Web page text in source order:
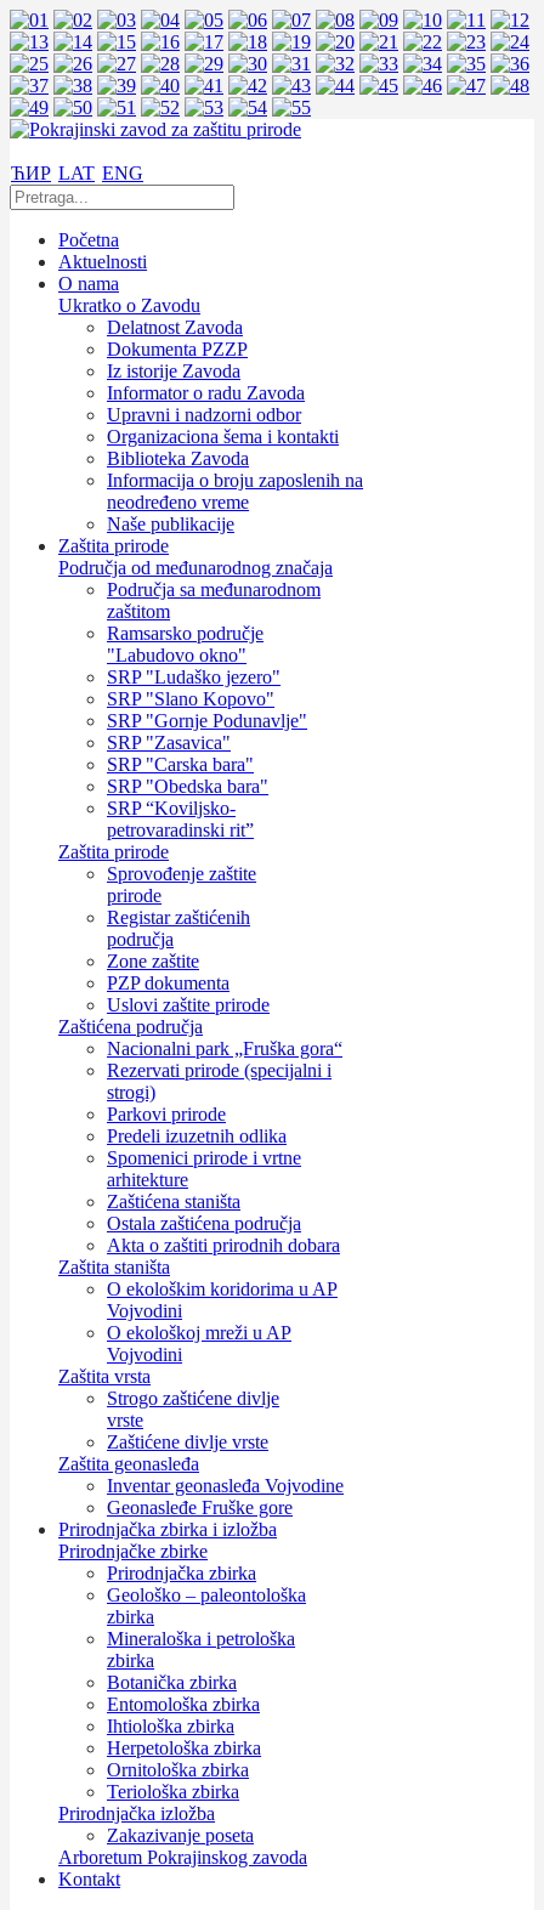
ЋИР LAT ENG
Početna
Aktuelnosti
O nama
Ukratko o Zavodu
Delatnost Zavoda
Dokumenta PZZP
Iz istorije Zavoda
Informator o radu Zavoda
Upravni i nadzorni odbor
Organizaciona šema i kontakti
Biblioteka Zavoda
Informacija o broju zaposlenih na
neodređeno vreme
Naše publikacije
Zaštita prirode
Područja od međunarodnog značaja
Područja sa međunarodnom
zaštitom
Ramsarsko područje
"Labudovo okno"
SRP "Ludaško jezero"
SRP "Slano Kopovo"
SRP "Gornje Podunavlje"
SRP "Zasavica"
SRP "Carska bara"
SRP "Obedska bara"
SRP “Koviljsko-
petrovaradinski rit”
Zaštita prirode
Sprovođenje zaštite
prirode
Registar zaštićenih
područja
Zone zaštite
PZP dokumenta
Uslovi zaštite prirode
Zaštićena područja
Nacionalni park „Fruška gora“
Rezervati prirode (specijalni i
strogi)
Parkovi prirode
Predeli izuzetnih odlika
Spomenici prirode i vrtne
arhitekture
Zaštićena staništa
Ostala zaštićena područja
Akta o zaštiti prirodnih dobara
Zaštita staništa
O ekološkim koridorima u AP
Vojvodini
O ekološkoj mreži u AP
Vojvodini
Zaštita vrsta
Strogo zaštićene divlje
vrste
Zaštićene divlje vrste
Zaštita geonasleđa
Inventar geonasleđa Vojvodine
Geonasleđe Fruške gore
Prirodnjačka zbirka i izložba
Prirodnjačke zbirke
Prirodnjačka zbirka
Geološko – paleontološka
zbirka
Mineraloška i petrološka
zbirka
Botanička zbirka
Entomološka zbirka
Ihtiološka zbirka
Herpetološka zbirka
Ornitološka zbirka
Teriološka zbirka
Prirodnjačka izložba
Zakazivanje poseta
Arboretum Pokrajinskog zavoda
Kontakt